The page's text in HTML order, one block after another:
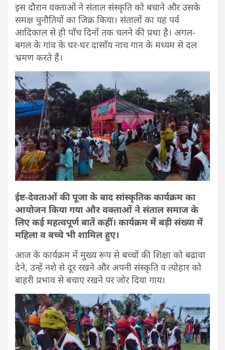
इस दौरान वक्ताओं ने संताल संस्कृति को बचाने और उसके
समक्ष चुनौतियों का जिक्र किया। संतालों का यह पर्व
आदिकाल से ही पाँच दिनों तक चलने की प्रथा है। अगल-
बगल के गांव के घर-घर दासाँय नाच गान के मध्यम से दल
भ्रमण करते हैं।
ईष्ट-देवताओं की पूजा के बाद सांस्कृतिक कार्यक्रम का
आयोजन किया गया और वक्ताओं ने संताल समाज के
लिए कई महत्वपूर्ण बातें कहीं। कार्यक्रम में बड़ी संख्या में
महिला व बच्चे भी शामिल हुए।
आज के कार्यक्रम में मुख्य रूप से बच्चों की शिक्षा को बढावा
देने, उन्हें नशे से दूर रखने और अपनी संस्कृति व त्योहार को
बाहरी प्रभाव से बचाए रखने पर जोर दिया गाय।